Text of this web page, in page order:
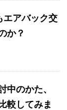
エアバック交
か？
中のかた、
較してみま